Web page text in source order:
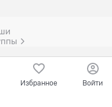
Избранное Войти